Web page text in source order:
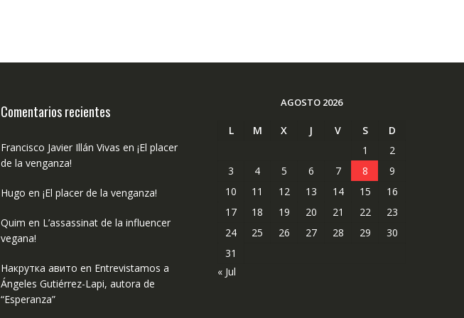
Comentarios recientes
Francisco Javier Illán Vivas en ¡El placer
de la venganza!
Hugo en ¡El placer de la venganza!
Quim en L’assassinat de la influencer
vegana!
Накрутка авито en Entrevistamos a
Ángeles Gutiérrez-Lapi, autora de
“Esperanza”
AGOSTO 2026
L M X J V S
D
1
2
3
4 5 6 7 8
9
10
11 12 13 14 15
16
17
18 19 20 21 22
23
24
25 26 27 28 29
30
31
« Jul